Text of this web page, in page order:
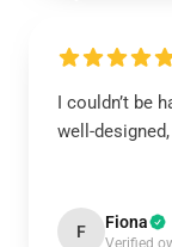
I couldn’t be
well-
F Fiona
Verified